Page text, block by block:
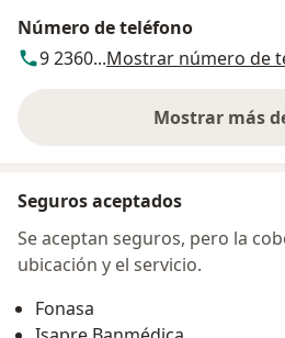
Número de teléfono
9 2360...Mostrar número de
Mostrar más
Seguros aceptados
Se aceptan seguros, pero la
ubicación y el servicio.
Fonasa